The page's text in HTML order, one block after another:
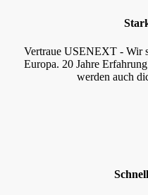
Vertraue USENEXT - Wir
Europa. 20 Jahre
werden auch